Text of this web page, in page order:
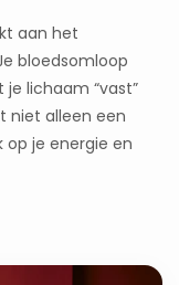
aan het
bloedsomloop
lichaam “vast”
niet alleen een
je energie en